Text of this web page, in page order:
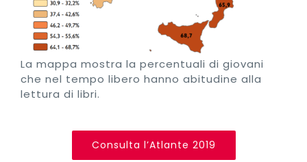
La mappa mostra la percentuali di giovani
che nel tempo libero hanno abitudine alla
lettura di libri.
Consulta l’Atlante 2019